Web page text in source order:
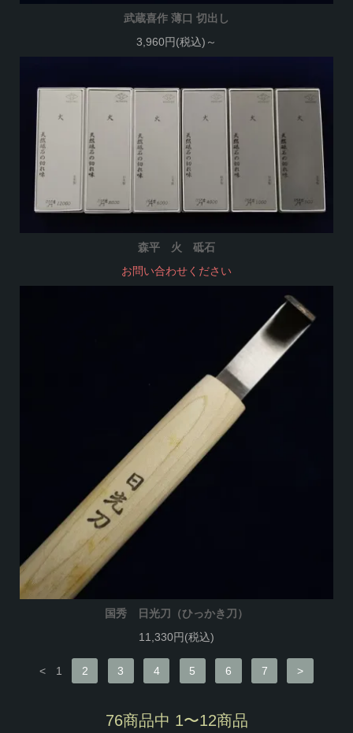
武蔵喜作 薄口 切出し
3,960円(税込)～
森平 火 砥石
お問い合わせください
国秀 日光刀（ひっかき刀）
11,330円(税込)
< 1 2 3 4 5 6 7 >
76商品中 1〜12商品